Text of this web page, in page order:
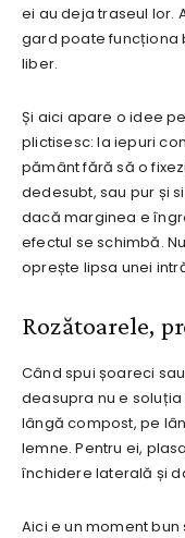
ei au deja traseul lor.
gard poate funcționa
liber.
Și aici apare o idee
plictisesc: la iepuri
pământ fără să o
dedesubt, sau pur și
dacă marginea e
efectul se schimbă.
oprește lipsa unei
Rozătoarele,
Când spui șoareci
deasupra nu e
lângă compost, pe
lemne. Pentru ei,
închidere laterală și
Aici e un moment